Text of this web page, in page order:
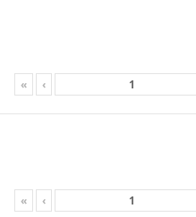
« ‹
« ‹